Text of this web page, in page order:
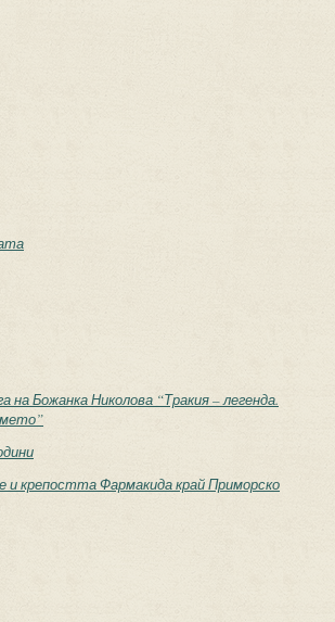
на Божанка Николова “Тракия – легенда.
крепостта Фармакида край Приморско